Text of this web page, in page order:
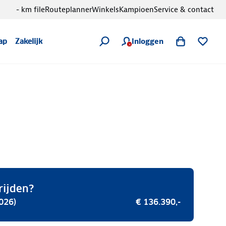
Zakelijk Inloggen
- km fileRouteplannerWinkelsKampioenService & contact
€ 136.390,-